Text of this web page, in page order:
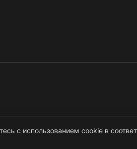
с использованием cookie в